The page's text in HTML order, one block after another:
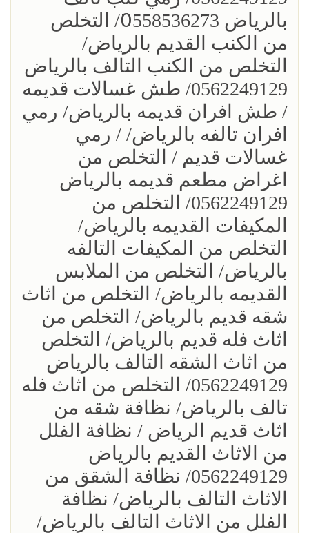
بالرياض 0َ558536273/ التخلص
من الكنب القديم بالرياض/
التخلص من الكنب التالف بالرياض
0562249129/ طش غسالات قديمه
/ طش افران قديمه بالرياض/ رمي
افران تالفه بالرياض/ / رمي
غسالات قديم / التخلص من
اغراض مطعم قديمه بالرياض
0562249129/ التخلص من
المكيفات القديمه بالرياض/
التخلص من المكيفات التالفه
بالرياض/ التخلص من الملابس
القديمه بالرياض/ التخلص من اثاث
شقه قديم بالرياض/ التخلص من
اثاث فله قديم بالرياض/ التخلص
من اثاث الشقه التالف بالرياض
0562249129/ التخلص من اثاث فله
تالف بالرياض/ نظافة شقه من
اثاث قديم الرياض / نظافة الفلل
من الاثاث القديم بالرياض
0562249129/ نظافة الشقق من
الاثاث التالف بالرياض/ نظافة
الفلل من الاثاث التالف بالرياض/